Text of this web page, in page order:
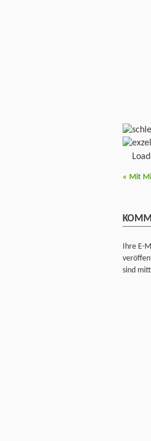
« Mit
Ihre E-
sind